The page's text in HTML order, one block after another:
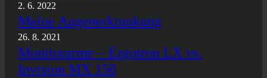
2. 6. 2022
Meine Augenerkrankung
26. 8. 2021
Monitorarme – Ergotron LX vs.
Invision MX 150